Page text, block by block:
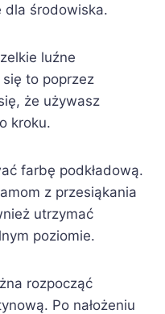
dla środowiska.
luźne
to poprzez
że używasz
kroku.
farbę podkładową.
z przesiąkania
utrzymać
poziomie.
rozpocząć
Po nałożeniu